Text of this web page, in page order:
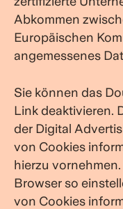
Abkommen
Europäischen
angemessenes
Sie können das
Link deaktivieren.
der Digital
von Cookies
hierzu
Browser so
von Cookies